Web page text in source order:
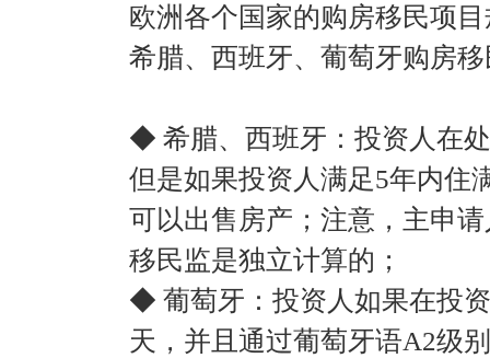
欧洲各个国家的购房移民项
希腊、西班牙、葡萄牙购房
◆ 希腊、西班牙：投资人在
但是如果投资人满足5年内住
可以出售房产；注意，主申
移民监是独立计算的；
◆ 葡萄牙：投资人如果在投
天，并且通过葡萄牙语A2级